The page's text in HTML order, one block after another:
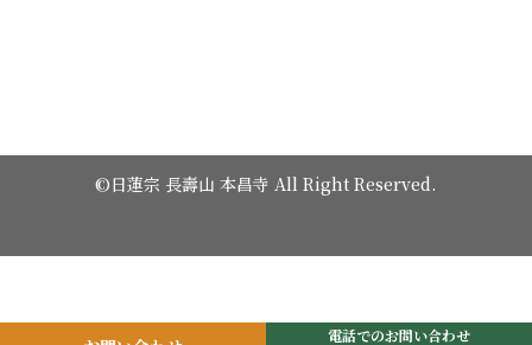
電話でのお問い合わせ
©日蓮宗 長壽山 本昌寺 All Right Reserved.